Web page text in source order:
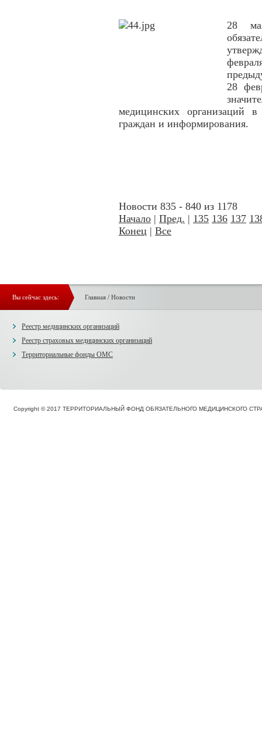
28
28
медицинских организаций в
граждан и информирования.
Новости 835 - 840 из 1178
Начало | Пред. | 135 136 137
Конец | Все
Вы сейчас здесь: Главная/ Новости
Реестр медицинских организаций
Реестр страховых медицинских организаций
Территориальные фонды ОМС
Copyright © 2017 ТЕРРИТОРИАЛЬНЫЙ ФОНД ОБЯЗАТЕЛЬНОГО МЕДИЦИНСКОГО